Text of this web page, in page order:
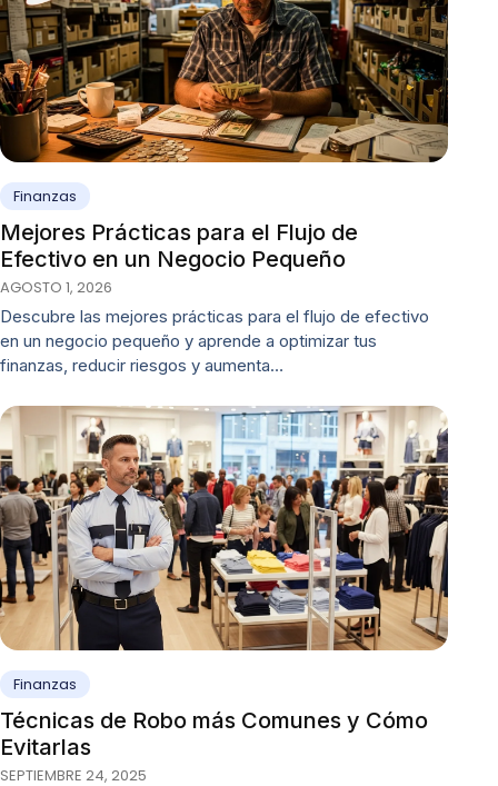
Finanzas
Mejores Prácticas para el Flujo de
Efectivo en un Negocio Pequeño
AGOSTO 1, 2026
Descubre las mejores prácticas para el flujo de efectivo
en un negocio pequeño y aprende a optimizar tus
finanzas, reducir riesgos y aumenta…
Finanzas
Técnicas de Robo más Comunes y Cómo
Evitarlas
SEPTIEMBRE 24, 2025